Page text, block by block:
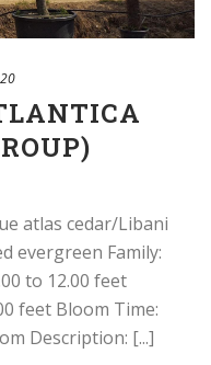
atlas cedar/Libani
evergreen Family:
to 12.00 feet
feet Bloom Time:
Description: [...]